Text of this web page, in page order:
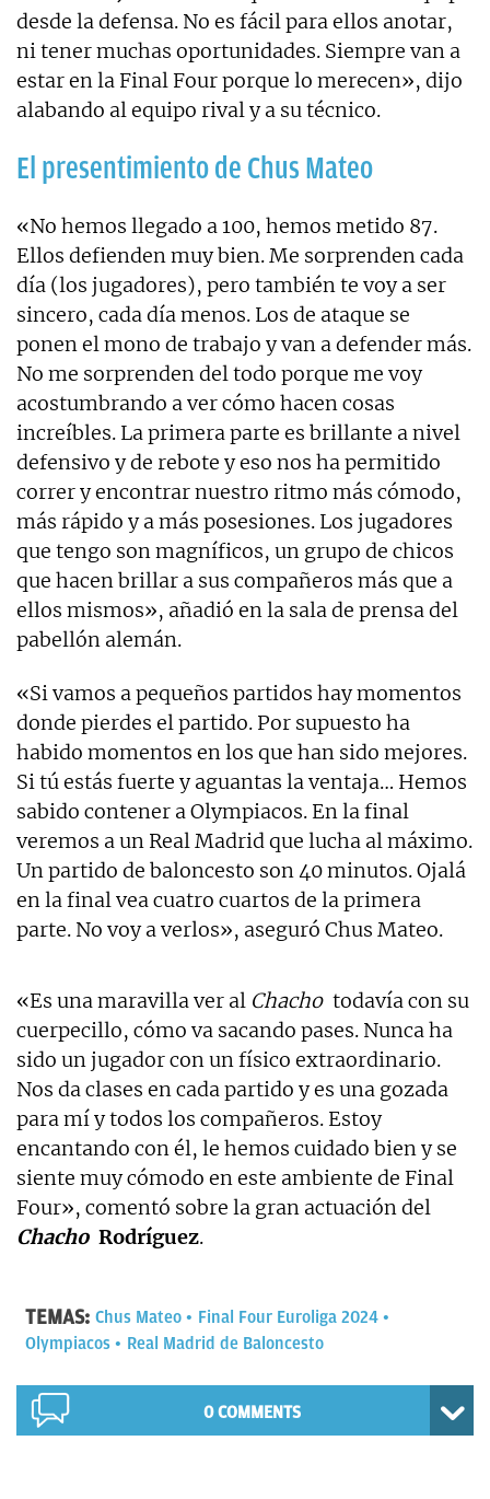
desde la defensa. No es fácil para ellos anotar,
ni tener muchas oportunidades. Siempre van a
estar en la Final Four porque lo merecen», dijo
alabando al equipo rival y a su técnico.
El presentimiento de Chus Mateo
«No hemos llegado a 100, hemos metido 87.
Ellos defienden muy bien. Me sorprenden cada
día (los jugadores), pero también te voy a ser
sincero, cada día menos. Los de ataque se
ponen el mono de trabajo y van a defender más.
No me sorprenden del todo porque me voy
acostumbrando a ver cómo hacen cosas
increíbles. La primera parte es brillante a nivel
defensivo y de rebote y eso nos ha permitido
correr y encontrar nuestro ritmo más cómodo,
más rápido y a más posesiones. Los jugadores
que tengo son magníficos, un grupo de chicos
que hacen brillar a sus compañeros más que a
ellos mismos», añadió en la sala de prensa del
pabellón alemán.
«Si vamos a pequeños partidos hay momentos
donde pierdes el partido. Por supuesto ha
habido momentos en los que han sido mejores.
Si tú estás fuerte y aguantas la ventaja… Hemos
sabido contener a Olympiacos. En la final
veremos a un Real Madrid que lucha al máximo.
Un partido de baloncesto son 40 minutos. Ojalá
en la final vea cuatro cuartos de la primera
parte. No voy a verlos», aseguró Chus Mateo.
«Es una maravilla ver al Chacho todavía con su
cuerpecillo, cómo va sacando pases. Nunca ha
sido un jugador con un físico extraordinario.
Nos da clases en cada partido y es una gozada
para mí y todos los compañeros. Estoy
encantando con él, le hemos cuidado bien y se
siente muy cómodo en este ambiente de Final
Four», comentó sobre la gran actuación del
Chacho Rodríguez.
TEMAS: Chus Mateo
Final Four Euroliga 2024
Olympiacos
Real Madrid de Baloncesto
0 COMMENTS